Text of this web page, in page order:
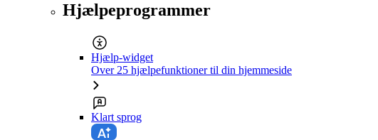
Hjælpeprogrammer
Hjælp-widget
Over 25 hjælpefunktioner til din hjemmeside
Klart sprog